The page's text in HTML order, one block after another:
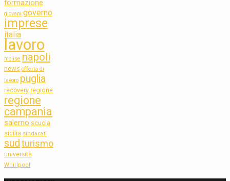
formazione
giovani governo
imprese
italia
lavoro
molise napoli
news offerta di
lavoro puglia
recovery regione
regione
campania
salerno scuola
sicilia sindacati
sudturismo
università
Whirlpool